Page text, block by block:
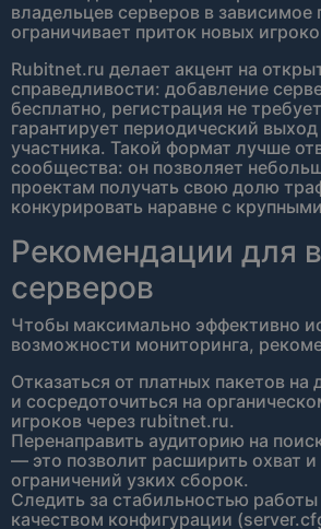
владельцев серверов в
ограничивает приток новых
Rubitnet.ru делает акцент на
справедливости: добавление
бесплатно, регистрация не
гарантирует периодический
участника. Такой формат лучше
сообщества: он позволяет
проектам получать свою долю
конкурировать наравне с
Рекомендации для
серверов
Чтобы максимально эффективно
возможности мониторинга,
Отказаться от платных пакетов на
и сосредоточиться на
игроков через rubitnet.ru.
Перенаправить аудиторию на
— это позволит расширить охват
ограничений узких сборок.
Следить за стабильностью работы
качеством конфигурации